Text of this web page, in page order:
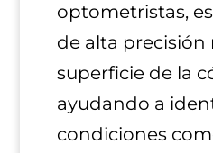
optometristas,
de alta precisión
superficie de la
ayudando a
condiciones